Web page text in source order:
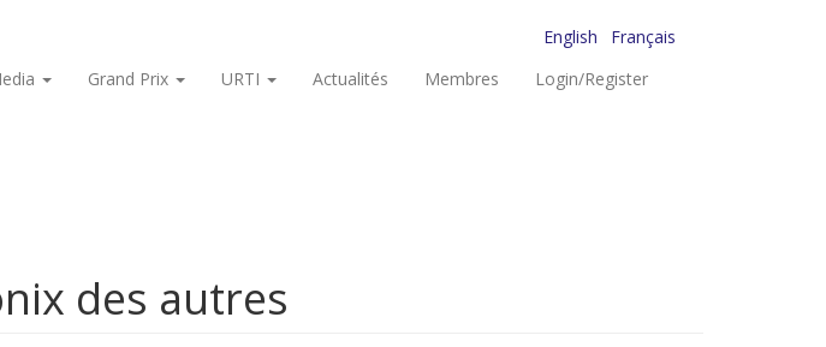
English
Français
Grand Prix URTI Actualités Membres Login/Register
des autres